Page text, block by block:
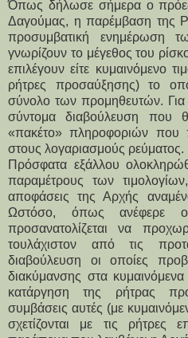
Όπως δήλωσε σήμερα ο
Δαγούμας, η παρέμβαση της
προσυμβατική ενημέρωση
γνωρίζουν το μέγεθος του
επιλέγουν είτε κυμαινόμενο
ρήτρες προσαύξησης) το
σύνολο των προμηθευτών. Για
σύντομα διαβούλευση που
«πακέτο» πληροφοριών που
στους λογαριασμούς ρεύματος.
Πρόσφατα εξάλλου
παραμέτρους των
αποφάσεις της Αρχής
Ωστόσο, όπως
προσανατολίζεται να
τουλάχιστον από τις
διαβούλευση οι οποίες
διακύμανσης στα κυμαινόμενα
κατάργηση της ρήτρας
συμβάσεις αυτές (με
σχετίζονται με τις ρήτρες